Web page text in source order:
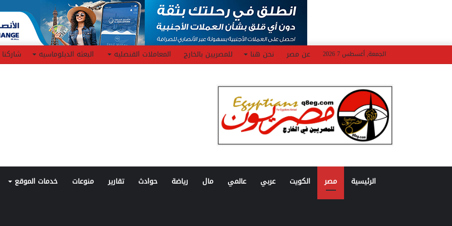
الجمعة, أغسطس 7 2026 عن مصر نحن هنا للمصريين بالخارج المعاملات القنصليه البعثه الدبلوماسيه شاركنا
الرئيسية مصر الكويت عربي عالمي مال رياضة حوادث تقارير منوعات خدمات الموقع